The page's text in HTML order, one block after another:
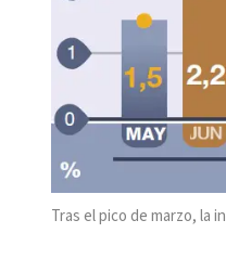
Tras el pico de marzo, la